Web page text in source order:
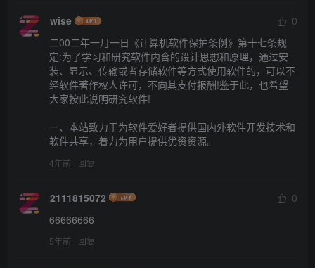
wise
0
二00二年一月一日《计算机软件保护条例》第十七条规
定:为了学习和研究软件内含的设计思想和原理，通过安
装、显示、传输或者存储软件等方式使用软件的，可以不
经软件著作权人许可，不向其支付报酬!鉴于此，也希望
大家按此说明研究软件!
一、本站致力于为软件爱好者提供国内外软件开发技术和
软件共享，着力为用户提供优资资源。
4年前 回复
2111815072
0
66666666
5年前 回复